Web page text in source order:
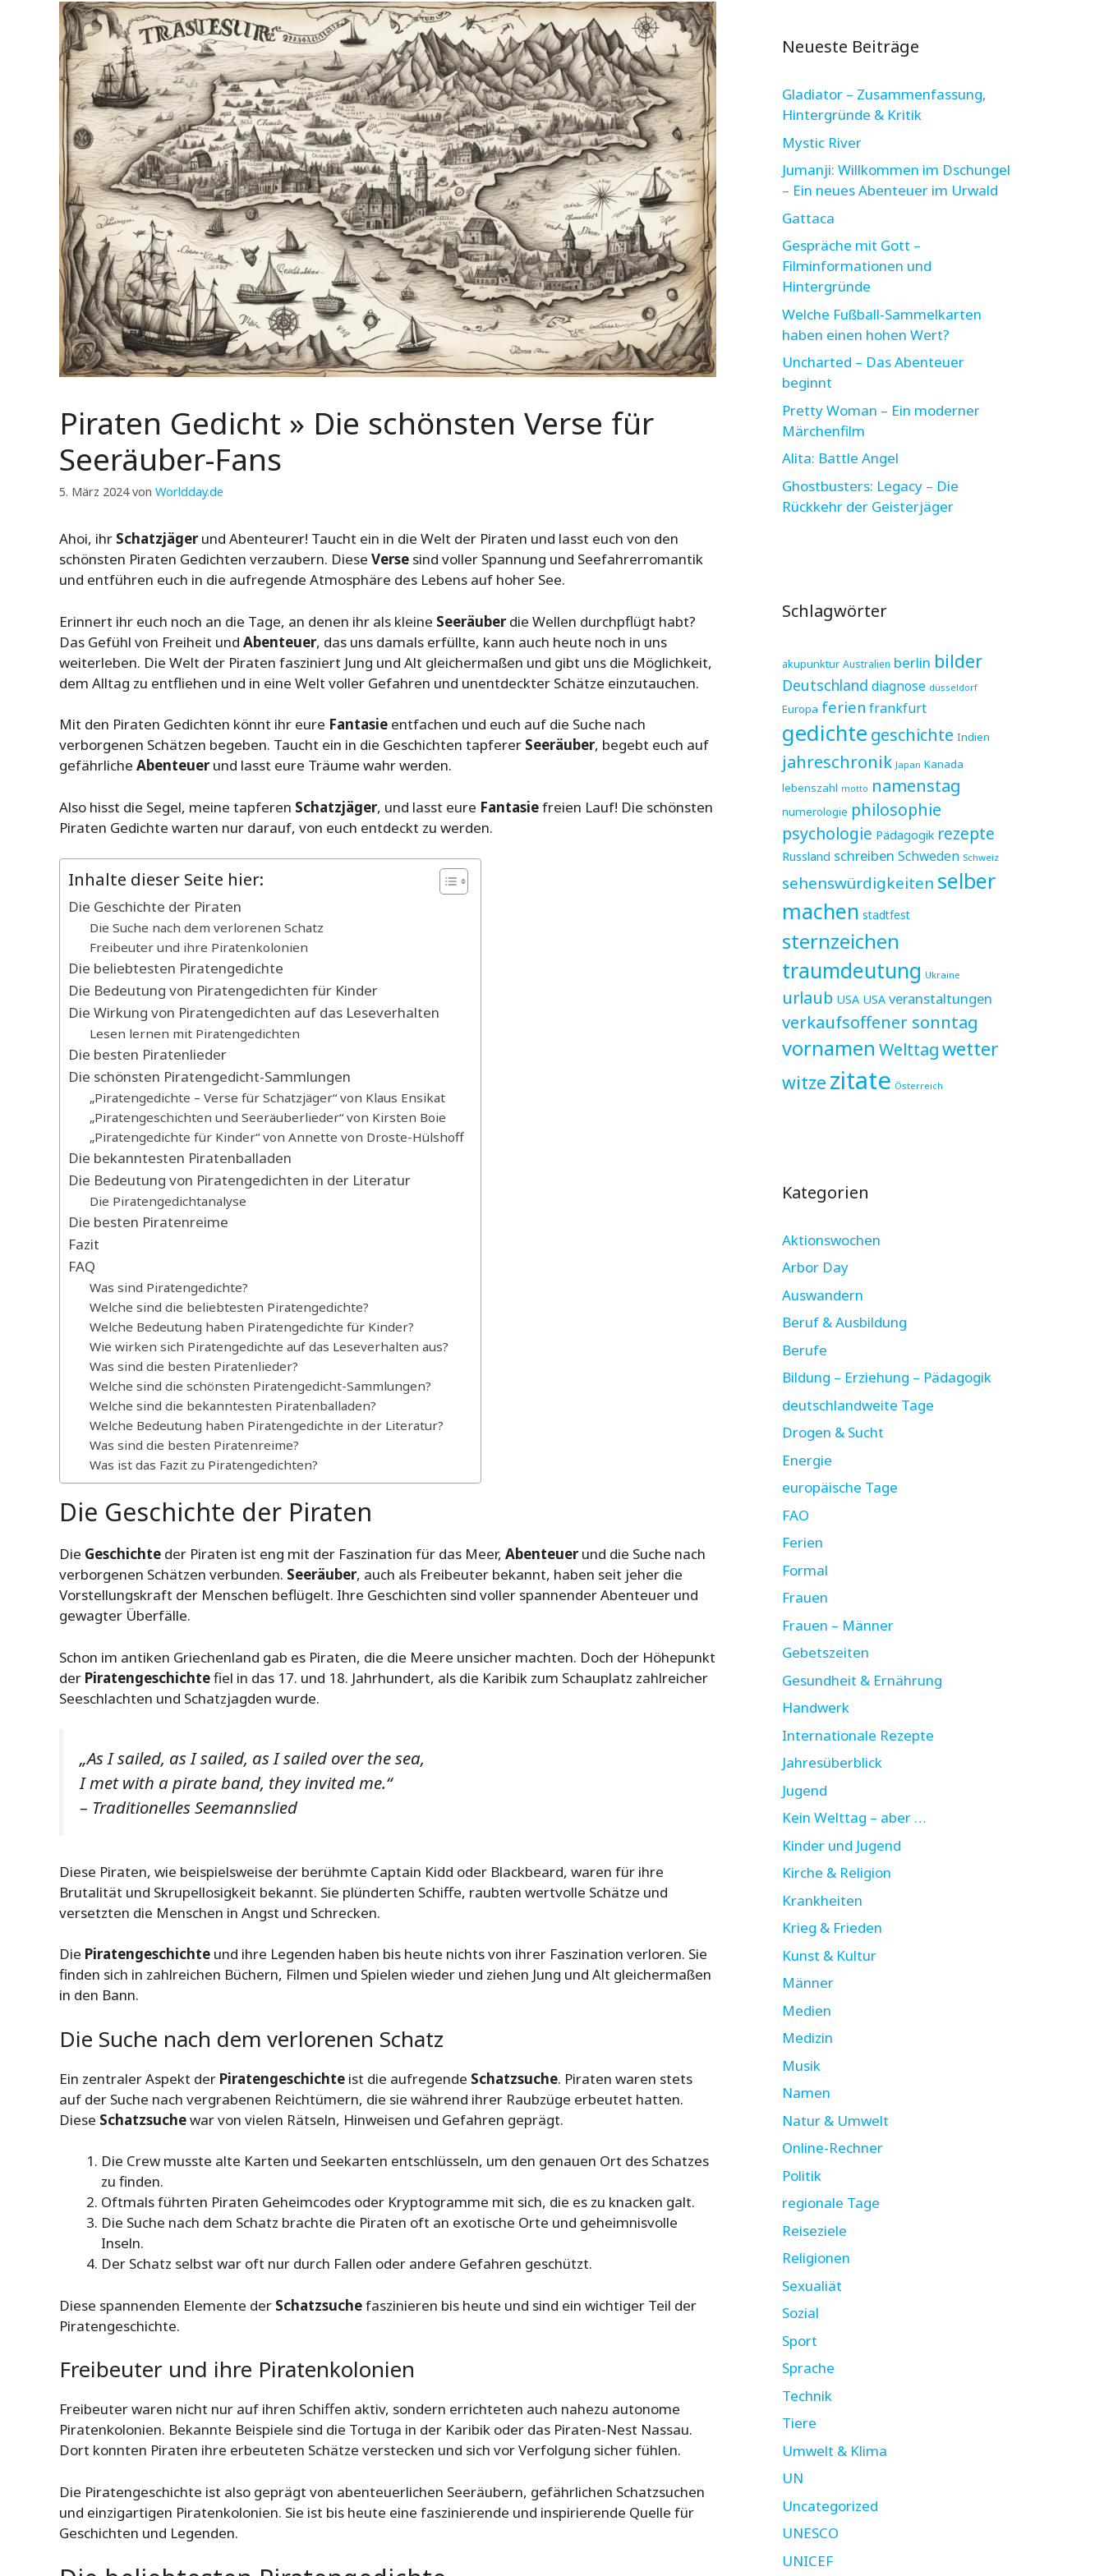
Piraten Gedicht » Die schönsten Verse für
Seeräuber-Fans
5. März 2024 von Worldday.de
Ahoi, ihr Schatzjägerund Abenteurer! Taucht ein in die Welt der Piraten und lasst euch von den
schönsten Piraten Gedichten verzaubern. Diese Verse sind voller Spannung und Seefahrerromantik
und entführen euch in die aufregende Atmosphäre des Lebens auf hoher See.
Erinnert ihr euch noch an die Tage, an denen ihr als kleine Seeräuberdie Wellen durchpflügt habt?
Das Gefühl von Freiheit und Abenteuer, das uns damals erfüllte, kann auch heute noch in uns
weiterleben. Die Welt der Piraten fasziniert Jung und Alt gleichermaßen und gibt uns die Möglichkeit,
dem Alltag zu entfliehen und in eine Welt voller Gefahren und unentdeckter Schätze einzutauchen.
Mit den Piraten Gedichten könnt ihr eure Fantasie entfachen und euch auf die Suche nach
verborgenen Schätzen begeben. Taucht ein in die Geschichten tapferer Seeräuber, begebt euch auf
gefährliche Abenteuerund lasst eure Träume wahr werden.
Also hisst die Segel, meine tapferen Schatzjäger, und lasst eure Fantasiefreien Lauf! Die schönsten
Piraten Gedichte warten nur darauf, von euch entdeckt zu werden.
Inhalte dieser Seite hier:
Die Geschichte der Piraten
Die Suche nach dem verlorenen Schatz
Freibeuter und ihre Piratenkolonien
Die beliebtesten Piratengedichte
Die Bedeutung von Piratengedichten für Kinder
Die Wirkung von Piratengedichten auf das Leseverhalten
Lesen lernen mit Piratengedichten
Die besten Piratenlieder
Die schönsten Piratengedicht-Sammlungen
„Piratengedichte – Verse für Schatzjäger“ von Klaus Ensikat
„Piratengeschichten und Seeräuberlieder“ von Kirsten Boie
„Piratengedichte für Kinder“ von Annette von Droste-Hülshoff
Die bekanntesten Piratenballaden
Die Bedeutung von Piratengedichten in der Literatur
Die Piratengedichtanalyse
Die besten Piratenreime
Fazit
FAQ
Was sind Piratengedichte?
Welche sind die beliebtesten Piratengedichte?
Welche Bedeutung haben Piratengedichte für Kinder?
Wie wirken sich Piratengedichte auf das Leseverhalten aus?
Was sind die besten Piratenlieder?
Welche sind die schönsten Piratengedicht-Sammlungen?
Welche sind die bekanntesten Piratenballaden?
Welche Bedeutung haben Piratengedichte in der Literatur?
Was sind die besten Piratenreime?
Was ist das Fazit zu Piratengedichten?
Die Geschichte der Piraten
Die Geschichte der Piraten ist eng mit der Faszination für das Meer, Abenteuerund die Suche nach
verborgenen Schätzen verbunden. Seeräuber, auch als Freibeuter bekannt, haben seit jeher die
Vorstellungskraft der Menschen beflügelt. Ihre Geschichten sind voller spannender Abenteuer und
gewagter Überfälle.
Schon im antiken Griechenland gab es Piraten, die die Meere unsicher machten. Doch der Höhepunkt
der Piratengeschichtefiel in das 17. und 18. Jahrhundert, als die Karibik zum Schauplatz zahlreicher
Seeschlachten und Schatzjagden wurde.
„As I sailed, as I sailed, as I sailed over the sea,
I met with a pirate band, they invited me.“
– Traditionelles Seemannslied
Diese Piraten, wie beispielsweise der berühmte Captain Kidd oder Blackbeard, waren für ihre
Brutalität und Skrupellosigkeit bekannt. Sie plünderten Schiffe, raubten wertvolle Schätze und
versetzten die Menschen in Angst und Schrecken.
Die Piratengeschichte und ihre Legenden haben bis heute nichts von ihrer Faszination verloren. Sie
finden sich in zahlreichen Büchern, Filmen und Spielen wieder und ziehen Jung und Alt gleichermaßen
in den Bann.
Die Suche nach dem verlorenen Schatz
Ein zentraler Aspekt der Piratengeschichte ist die aufregende Schatzsuche. Piraten waren stets
auf der Suche nach vergrabenen Reichtümern, die sie während ihrer Raubzüge erbeutet hatten.
Diese Schatzsuchewar von vielen Rätseln, Hinweisen und Gefahren geprägt.
Die Crew musste alte Karten und Seekarten entschlüsseln, um den genauen Ort des Schatzes
zu finden.
Oftmals führten Piraten Geheimcodes oder Kryptogramme mit sich, die es zu knacken galt.
Die Suche nach dem Schatz brachte die Piraten oft an exotische Orte und geheimnisvolle
Inseln.
Der Schatz selbst war oft nur durch Fallen oder andere Gefahren geschützt.
Diese spannenden Elemente der Schatzsuchefaszinieren bis heute und sind ein wichtiger Teil der
Piratengeschichte.
Freibeuter und ihre Piratenkolonien
Freibeuter waren nicht nur auf ihren Schiffen aktiv, sondern errichteten auch nahezu autonome
Piratenkolonien. Bekannte Beispiele sind die Tortuga in der Karibik oder das Piraten-Nest Nassau.
Dort konnten Piraten ihre erbeuteten Schätze verstecken und sich vor Verfolgung sicher fühlen.
Die Piratengeschichte ist also geprägt von abenteuerlichen Seeräubern, gefährlichen Schatzsuchen
und einzigartigen Piratenkolonien. Sie ist bis heute eine faszinierende und inspirierende Quelle für
Geschichten und Legenden.
Neueste Beiträge
Gladiator – Zusammenfassung,
Hintergründe & Kritik
Mystic River
Jumanji: Willkommen im Dschungel
– Ein neues Abenteuer im Urwald
Gattaca
Gespräche mit Gott –
Filminformationen und
Hintergründe
Welche Fußball-Sammelkarten
haben einen hohen Wert?
Uncharted – Das Abenteuer
beginnt
Pretty Woman – Ein moderner
Märchenfilm
Alita: Battle Angel
Ghostbusters: Legacy – Die
Rückkehr der Geisterjäger
Schlagwörter
akupunktur Australien berlin bilder
Deutschland diagnose düsseldorf
Europa ferien frankfurt
gedichte geschichte Indien
jahreschronik Japan Kanada
lebenszahl motto namenstag
numerologie philosophie
psychologie Pädagogik rezepte
Russland schreiben Schweden Schweiz
sehenswürdigkeiten selber
machen stadtfest
sternzeichen
traumdeutung Ukraine
urlaub USA USA veranstaltungen
verkaufsoffener sonntag
vornamen Welttagwetter
witze zitate Österreich
Kategorien
Aktionswochen
Arbor Day
Auswandern
Beruf & Ausbildung
Berufe
Bildung – Erziehung – Pädagogik
deutschlandweite Tage
Drogen & Sucht
Energie
europäische Tage
FAO
Ferien
Formal
Frauen
Frauen – Männer
Gebetszeiten
Gesundheit & Ernährung
Handwerk
Internationale Rezepte
Jahresüberblick
Jugend
Kein Welttag – aber …
Kinder und Jugend
Kirche & Religion
Krankheiten
Krieg & Frieden
Kunst & Kultur
Männer
Medien
Medizin
Musik
Namen
Natur & Umwelt
Online-Rechner
Politik
regionale Tage
Reiseziele
Religionen
Sexualiät
Sozial
Sport
Sprache
Technik
Tiere
Umwelt & Klima
UN
Uncategorized
UNESCO
UNICEF